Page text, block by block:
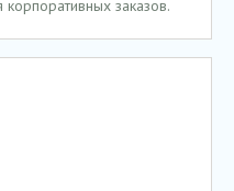
заказов.